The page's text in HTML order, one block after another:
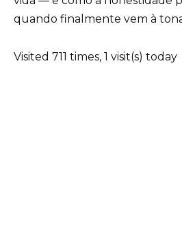
quando finalmente vem à
Visited 711 times, 1 visit(s) today